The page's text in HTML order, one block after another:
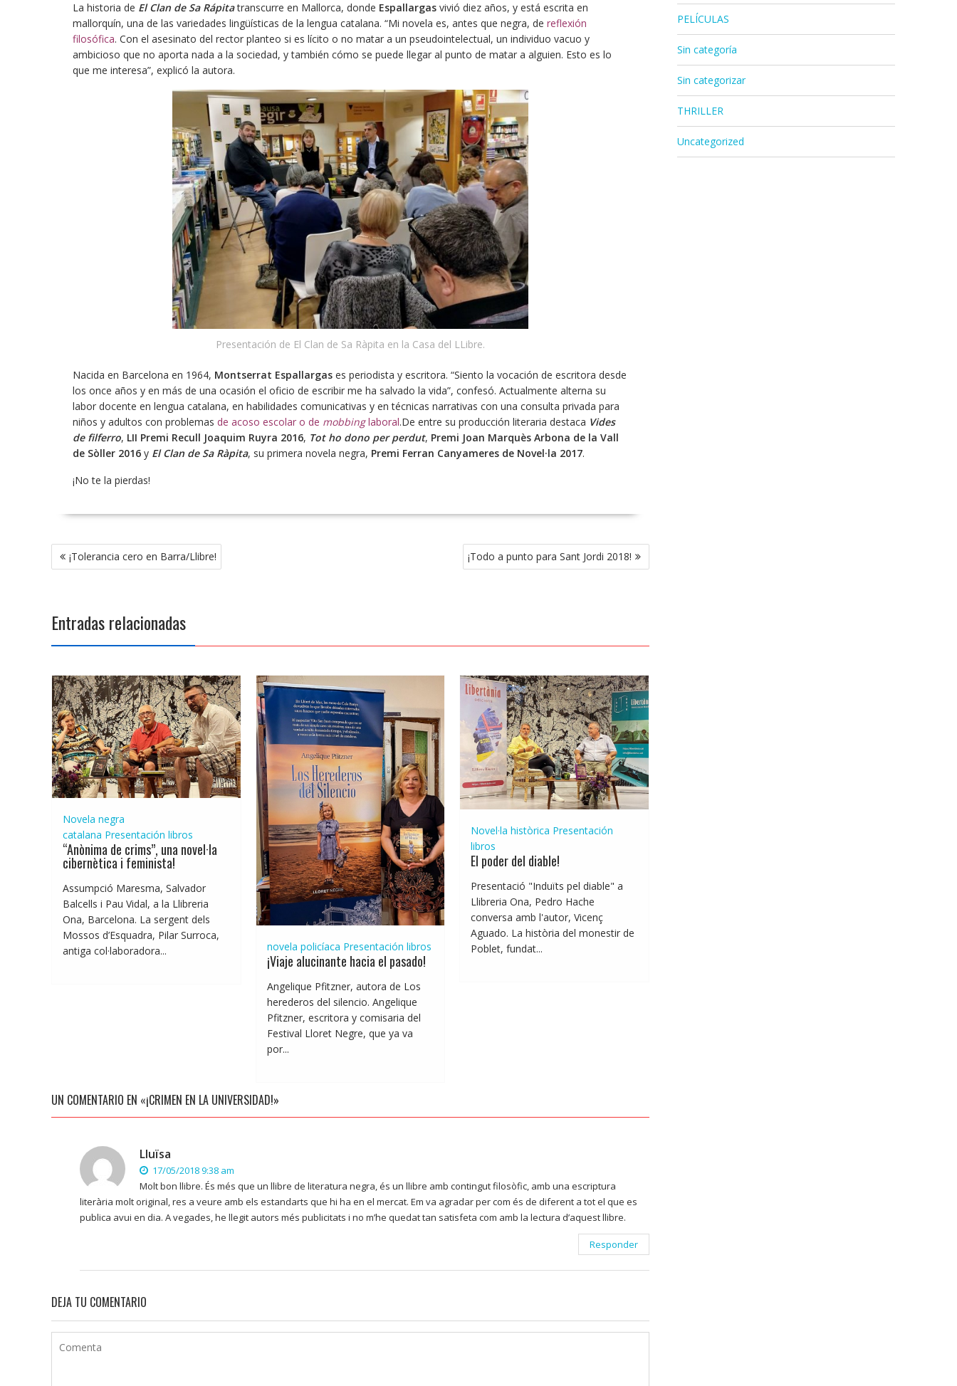
La historia de El Clan de Sa Rápitatranscurre en Mallorca, donde Espallargas vivió diez años, y está escrita en
mallorquín, una de las variedades lingüísticas de la lengua catalana. “Mi novela es, antes que negra, de reflexión
filosófica. Con el asesinato del rector planteo si es lícito o no matar a un pseudointelectual, un individuo vacuo y
ambicioso que no aporta nada a la sociedad, y también cómo se puede llegar al punto de matar a alguien. Esto es lo
que me interesa”, explicó la autora.
Presentación de El Clan de Sa Ràpita en la Casa del LLibre.
Nacida en Barcelona en 1964, Montserrat Espallargas es periodista y escritora. “Siento la vocación de escritora desde
los once años y en más de una ocasión el oficio de escribir me ha salvado la vida”, confesó. Actualmente alterna su
labor docente en lengua catalana, en habilidades comunicativas y en técnicas narrativas con una consulta privada para
niños y adultos con problemas de acoso escolar o de mobbinglaboral.De entre su producción literaria destaca Vides
de filferro, LII Premi Recull Joaquim Ruyra 2016, Tot ho dono per perdut, Premi Joan Marquès Arbona de la Vall
de Sòller 2016 y El Clan de Sa Ràpita, su primera novela negra, Premi Ferran Canyameres de Novel·la 2017.
¡No te la pierdas!
Navegación
de
¡Tolerancia cero en Barra/Llibre! ¡Todo a punto para Sant Jordi 2018!
Entradas relacionadas
Novela negra
catalana Presentación libros
“Anònima de crims”, una novel·la
cibernètica i feminista!
Assumpció Maresma, Salvador
Balcells i Pau Vidal, a la Llibreria
Ona, Barcelona. La sergent dels
Mossos d’Esquadra, Pilar Surroca,
antiga col·laboradora...
novela policíaca Presentación libros
¡Viaje alucinante hacia el pasado!
Angelique Pfitzner, autora de Los
herederos del silencio. Angelique
Pfitzner, escritora y comisaria del
Festival Lloret Negre, que ya va
por...
Novel·la històrica Presentación
libros
El poder del diable!
Presentació "Induïts pel diable" a
Llibreria Ona, Pedro Hache
conversa amb l'autor, Vicenç
Aguado. La història del monestir de
Poblet, fundat...
UN COMENTARIO EN «¡CRIMEN EN LA UNIVERSIDAD!»
Lluïsa
17/05/2018 9:38 am
Molt bon llibre. És més que un llibre de literatura negra, és un llibre amb contingut filosòfic, amb una escriptura
literària molt original, res a veure amb els estandarts que hi ha en el mercat. Em va agradar per com és de diferent a tot el que es
publica avui en dia. A vegades, he llegit autors més publicitats i no m’he quedat tan satisfeta com amb la lectura d’aquest llibre.
Responder
DEJA TU COMENTARIO
PELÍCULAS
Sin categoría
Sin categorizar
THRILLER
Uncategorized